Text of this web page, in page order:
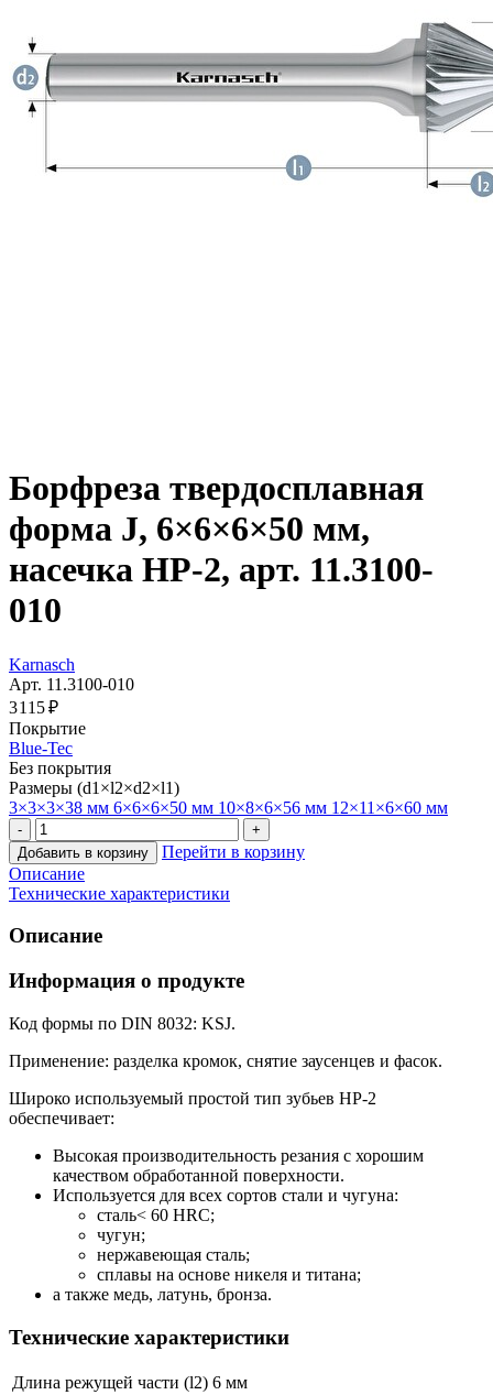
Борфреза твердосплавная
форма J, 6×6×6×50 мм,
насечка HP-2, арт. 11.3100-
010
Karnasch
Арт. 11.3100-010
3 115 ₽
Покрытие
Blue-Tec
Без покрытия
Размеры (d1×l2×d2×l1)
3×3×3×38 мм 6×6×6×50 мм 10×8×6×56 мм 12×11×6×60 мм
Добавить в корзину
Перейти в корзину
Описание
Технические характеристики
Описание
Информация о продукте
Код формы по DIN 8032: KSJ.
Применение: разделка кромок, снятие заусенцев и фасок.
Широко используемый простой тип зубьев HP-2
обеспечивает:
Высокая производительность резания с хорошим
качеством обработанной поверхности.
Используется для всех сортов стали и чугуна:
сталь< 60 HRC;
чугун;
нержавеющая сталь;
сплавы на основе никеля и титана;
а также медь, латунь, бронза.
Технические характеристики
Длина режущей части (l2) 6 мм